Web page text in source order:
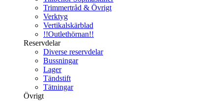
Trimmertråd & Övrigt
Verktyg
Vertikalskärblad
!!Outlethörnan!!
Reservdelar
Diverse reservdelar
Bussningar
Lager
Tändstift
Tätningar
Övrigt